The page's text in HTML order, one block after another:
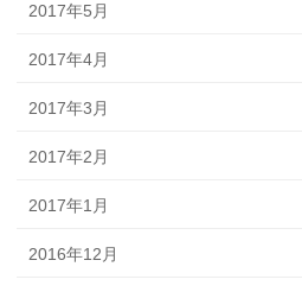
2017年5月
2017年4月
2017年3月
2017年2月
2017年1月
2016年12月